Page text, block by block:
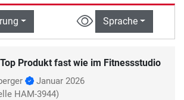
Sprache
Top Produkt fast wie im Fitnessstudio
Januar 2026
HAM-3944)